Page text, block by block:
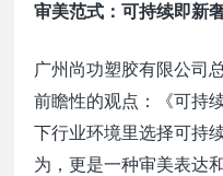
审美范式：可持续即新
广州尚功塑胶有限公司
前瞻性的观点：《可持
下行业环境里选择可持
为，更是一种审美表达